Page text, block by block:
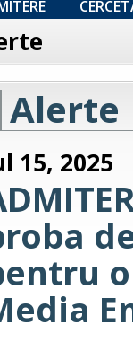
Alerte
15, 2025